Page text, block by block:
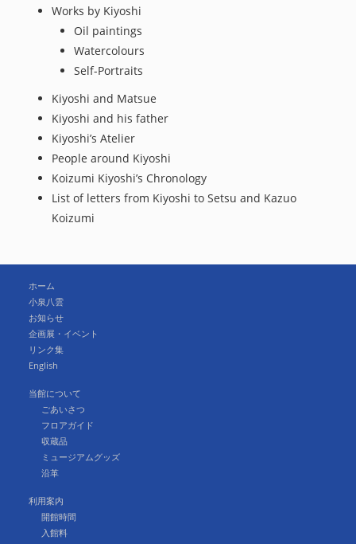
Works by Kiyoshi
Oil paintings
Watercolours
Self-Portraits
Kiyoshi and Matsue
Kiyoshi and his father
Kiyoshi’s Atelier
People around Kiyoshi
Koizumi Kiyoshi’s Chronology
List of letters from Kiyoshi to Setsu and Kazuo
Koizumi
ホーム
小泉八雲
お知らせ
企画展・イベント
リンク集
English
当館について
ごあいさつ
フロアガイド
収蔵品
ミュージアムグッズ
沿革
利用案内
開館時間
入館料